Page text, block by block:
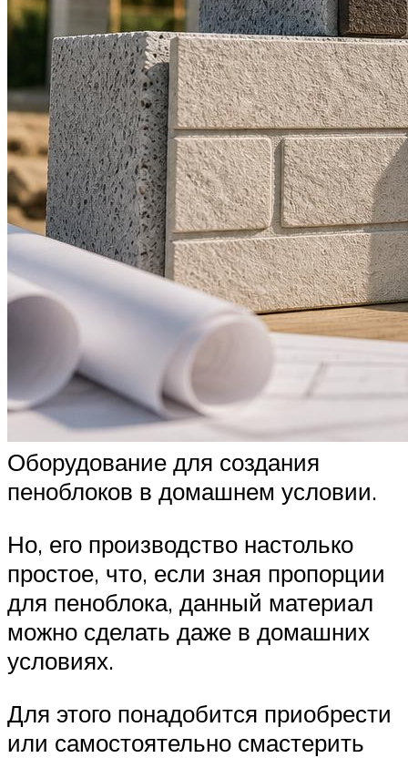
Оборудование для создания
пеноблоков в домашнем условии.
Но, его производство настолько
простое, что, если зная пропорции
для пеноблока, данный материал
можно сделать даже в домашних
условиях.
Для этого понадобится приобрести
или самостоятельно смастерить